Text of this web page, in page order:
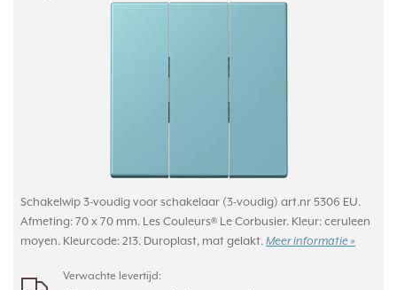
Schakelwip 3-voudig voor schakelaar (3-voudig) art.nr 5306 EU.
Afmeting: 70 x 70 mm. Les Couleurs® Le Corbusier. Kleur: ceruleen
moyen. Kleurcode: 213. Duroplast, mat gelakt. Meer informatie »
Verwachte levertijd: